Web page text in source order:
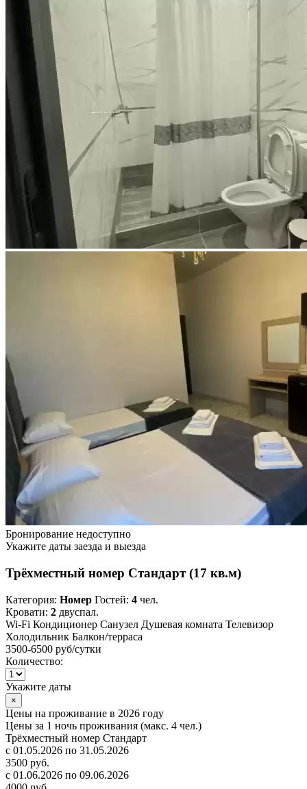
Бронирование недоступно
Укажите даты заезда и выезда
Трёхместный номер Стандарт (17 кв.м)
Категория: Номер Гостей: 4 чел.
Кровати: 2 двуспал.
Wi-Fi Кондиционер Санузел Душевая комната Телевизор
Холодильник Балкон/терраса
3500-6500 руб/сутки
Количество:
Укажите даты
×
Цены на проживание в 2026 году
Цены за 1 ночь проживания (макс. 4 чел.)
Трёхместный номер Стандарт
с 01.05.2026 по 31.05.2026
3500 руб.
с 01.06.2026 по 09.06.2026